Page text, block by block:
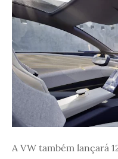
A VW também lançará